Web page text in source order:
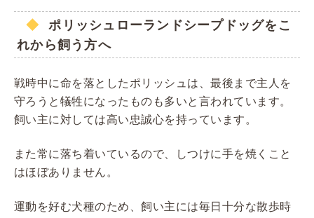
ポリッシュローランドシープドッグをこ
れから飼う方へ
戦時中に命を落としたポリッシュは、最後まで主人を
守ろうと犠牲になったものも多いと言われています。
飼い主に対しては高い忠誠心を持っています。
また常に落ち着いているので、しつけに手を焼くこと
はほぼありません。
運動を好む犬種のため、飼い主には毎日十分な散歩時